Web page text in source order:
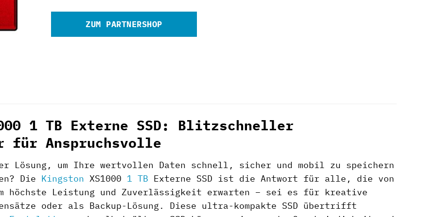
ZUM PARTNERSHOP
1 TB Externe SSD: Blitzschneller
für Anspruchsvolle
Lösung, um Ihre wertvollen Daten schnell, sicher und mobil zu speichern
Die Kingston XS1000 1 TB Externe SSD ist die Antwort für alle, die von
höchste Leistung und Zuverlässigkeit erwarten – sei es für kreative
oder als Backup-Lösung. Diese ultra-kompakte SSD übertrifft